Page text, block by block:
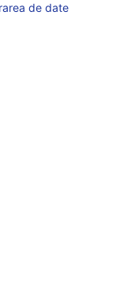
de date